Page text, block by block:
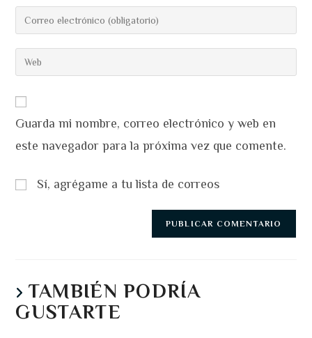
nombre
de
usuario
para
Introduce
tu
dirección
para
Introduce
la
de
tu
web
Guarda mi nombre, correo electrónico y web en
este navegador para la próxima vez que comente.
Sí, agrégame a tu lista de correos
TAMBIÉN PODRÍA
GUSTARTE